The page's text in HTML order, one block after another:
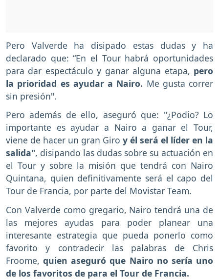
Pero Valverde ha disipado estas dudas y ha
declarado que: “En el Tour habrá oportunidades
para dar espectáculo y ganar alguna etapa, pero
la prioridad es ayudar a Nairo. Me gusta correr
sin presión".
Pero además de ello, aseguró que: "¿Podio? Lo
importante es ayudar a Nairo a ganar el Tour,
viene de hacer un gran Giro y él será el líder en la
salida", disipando las dudas sobre su actuación en
el Tour y sobre la misión que tendrá con Nairo
Quintana, quien definitivamente será el capo del
Tour de Francia, por parte del Movistar Team.
Con Valverde como gregario, Nairo tendrá una de
las mejores ayudas para poder planear una
interesante estrategia que pueda ponerlo como
favorito y contradecir las palabras de Chris
Froome,quien aseguró que Nairo no sería uno
de los favoritos de para el Tour de Francia.